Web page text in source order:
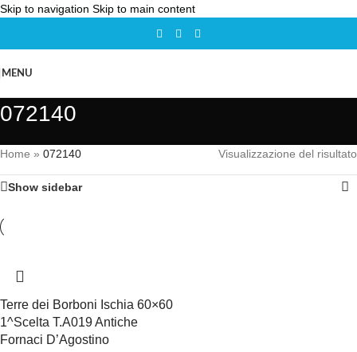
Skip to navigation Skip to main content
MENU
072140
Home » 072140 Visualizzazione del risultato
Show sidebar
Terre dei Borboni Ischia 60×60
1^Scelta T.A019 Antiche
Fornaci D’Agostino